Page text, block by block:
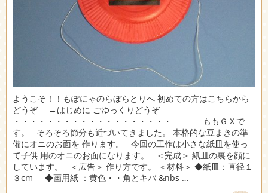
ようこそ！！もぽにゃのらぼらとりへ 初めての方はこちらから
どうぞ →はじめに ごゆっくりどうぞ
・・・・・・・・・・・・・・・・・・・ ももＧＸで
す。 そろそろ節分も近づいてきました。 本格的な豆まきの準
備にオニのお面を 作ります。 今回の工作は小さな紙皿を使っ
て子供 用のオニのお面になります。 ＜完成＞ 紙皿の裏を顔に
しています。 ＜広告＞ 作り方です。 ＜材料＞ ◆紙皿：直径１
３cm ◆画用紙 ：黄色・・角とキバ &nbs …